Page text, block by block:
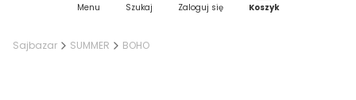
Menu Szukaj Zaloguj się Koszyk
Sajbazar SUMMER BOHO